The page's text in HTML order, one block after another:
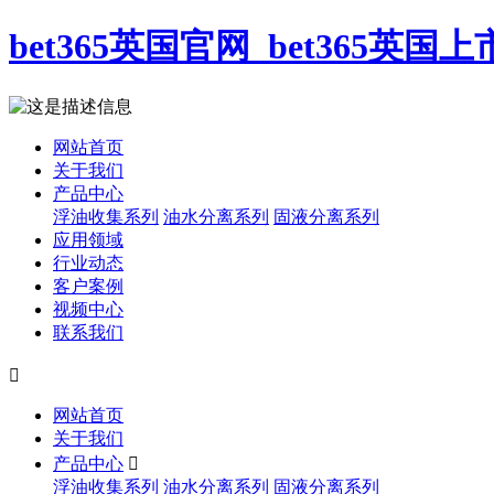
bet365英国官网_bet365英国上
网站首页
关于我们
产品中心
浮油收集系列 油水分离系列 固液分离系列
应用领域
行业动态
客户案例
视频中心
联系我们

网站首页
关于我们
产品中心 
浮油收集系列 油水分离系列 固液分离系列